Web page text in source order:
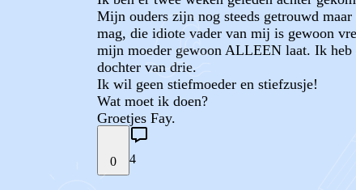
Mijn ouders zijn nog steeds getrouwd
mag, die idiote vader van mij is gewoon
mijn moeder gewoon ALLEEN laat. Ik heb
dochter van drie.
Ik wil geen stiefmoeder en stiefzusje!
Wat moet ik doen?
Groetjes Fay.
0 4